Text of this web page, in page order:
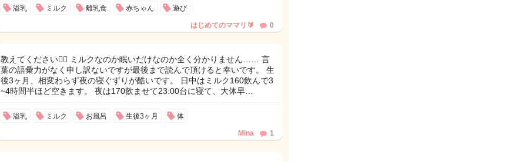
溢乳 ミルク 離乳食 赤ちゃん 遊び
はじめてのママリ🔰 0
教えてください🙇‍♀️ ミルクなのか眠いだけなのか全く分かりません…… 言
葉の語彙力がなく申し訳ないですが最後まで読んで頂けると幸いです。 生
後3ヶ月、相変わらず夜の寝ぐずりが酷いです。 日中はミルク160飲んで3
~4時間半ほど空きます。 夜は170飲ませて23:00台に寝て、大体早…
溢乳 ミルク お風呂 生後3ヶ月 体
Mina 1